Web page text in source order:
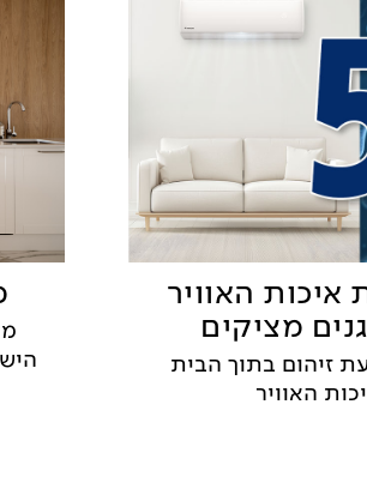
האוויר
מציקים
זיהום בתוך הבית
האוויר